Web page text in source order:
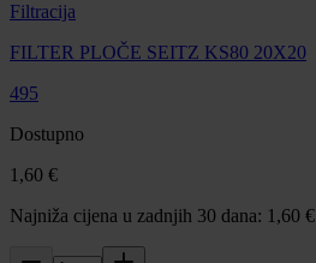
Filtracija
FILTER PLOČE SEITZ KS80 20X20
495
Dostupno
1,60 €
Najniža cijena u zadnjih 30 dana: 1,60 €